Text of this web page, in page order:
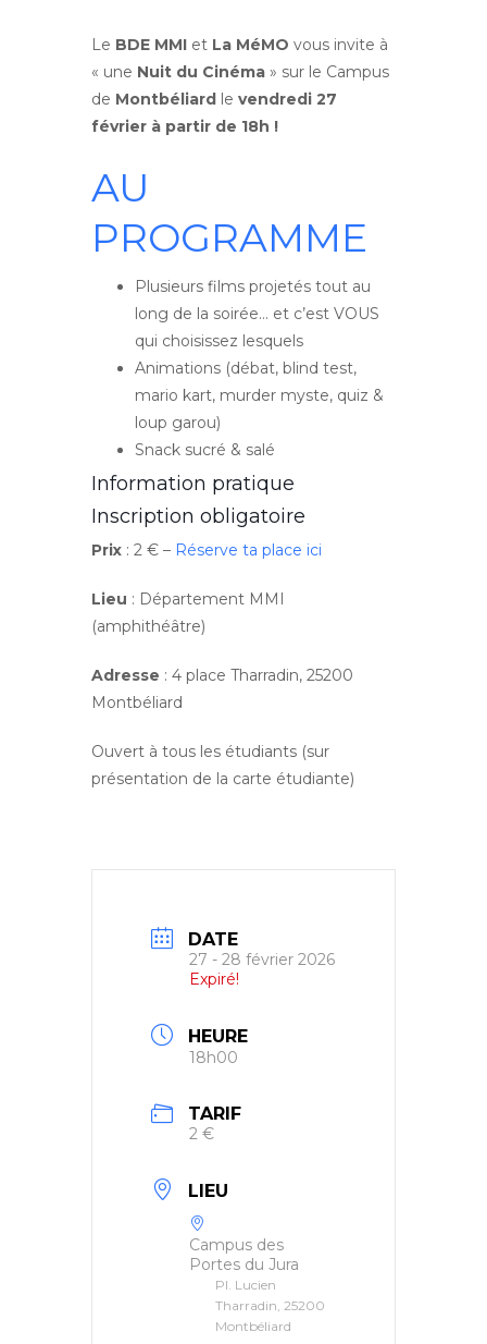
Le BDE MMI et La MéMO vous invite à
« une Nuit du Cinéma » sur le Campus
de Montbéliard le vendredi 27
février à partir de 18h !
AU
PROGRAMME
Plusieurs films projetés tout au
long de la soirée… et c’est VOUS
qui choisissez lesquels
Animations (débat, blind test,
mario kart, murder myste, quiz &
loup garou)
Snack sucré & salé
Information pratique
Inscription obligatoire
Prix : 2 € – Réserve ta place ici
Lieu : Département MMI
(amphithéâtre)
Adresse : 4 place Tharradin, 25200
Montbéliard
Ouvert à tous les étudiants (sur
présentation de la carte étudiante)
DATE
27 - 28 février 2026
Expiré!
HEURE
18h00
TARIF
2 €
LIEU
Campus des
Portes du Jura
Pl. Lucien
Tharradin, 25200
Montbéliard